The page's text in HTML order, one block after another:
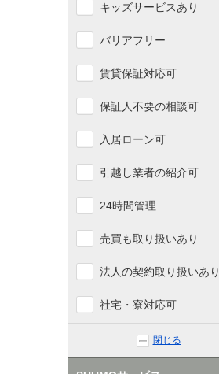
キッズサービスあり
バリアフリー
賃貸保証対応可
保証人不要の相談可
入居ローン可
引越し業者の紹介可
24時間管理
売買も取り扱いあり
法人の契約取り扱いあり
社宅・寮対応可
閉じる